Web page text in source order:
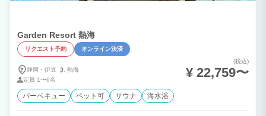
車＋バス：東北新幹線 那須塩原駅からバスで約30分 都心からのアクセスも良く、お車
でも公共交通機関でも快適にお越しいただけます。 **お部屋の割り当てについて（ご
予約前に必ずご確認ください）** なすっぽは全体で5部屋の施設です。TABILMOでは2
名様からご予約いただけますが、全5部屋の「全館貸切」は、10名前後・複数家族・企
業グループなど、5部屋分をご利用いただける人数が対象となります。 カップルや1家
族など少人数でのご利用の場合、空いているお部屋に別のお客様が入る可能性がござい
す。 ご利用人数によってご希望の部屋割りや貸切のご相談は、ご予約リクエスト時に
メッセージでお知らせください。空室状況によっては、貸切や割引でのご提案が可能な
Garden Resort 熱海
リクエスト予約 オンライン決済
静岡・伊豆
熱海
定員 1〜6名
(税込)
¥ 22,759〜
バーベキュー ペット可 サウナ 海水浴